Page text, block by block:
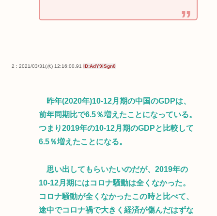
2 : 2021/03/31(水) 12:16:00.91 ID:AdY9iSgn0
昨年(2020年)10-12月期の中国のGDPは、
前年同期比で6.5％増えたことになっている。
つまり2019年の10-12月期のGDPと比較して
6.5％増えたことになる。
思い出してもらいたいのだが、2019年の
10-12月期にはコロナ騒動は全くなかった。
コロナ騒動が全くなかったこの時と比べて、
途中でコロナ禍で大きく経済が傷んだはずな